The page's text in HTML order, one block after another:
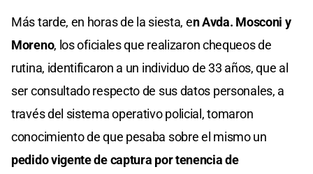
Más tarde, en horas de la siesta, en Avda. Mosconi y
Moreno, los oficiales que realizaron chequeos de
rutina, identificaron a un individuo de 33 años, que al
ser consultado respecto de sus datos personales, a
través del sistema operativo policial, tomaron
conocimiento de que pesaba sobre el mismo un
pedido vigente de captura por tenencia de